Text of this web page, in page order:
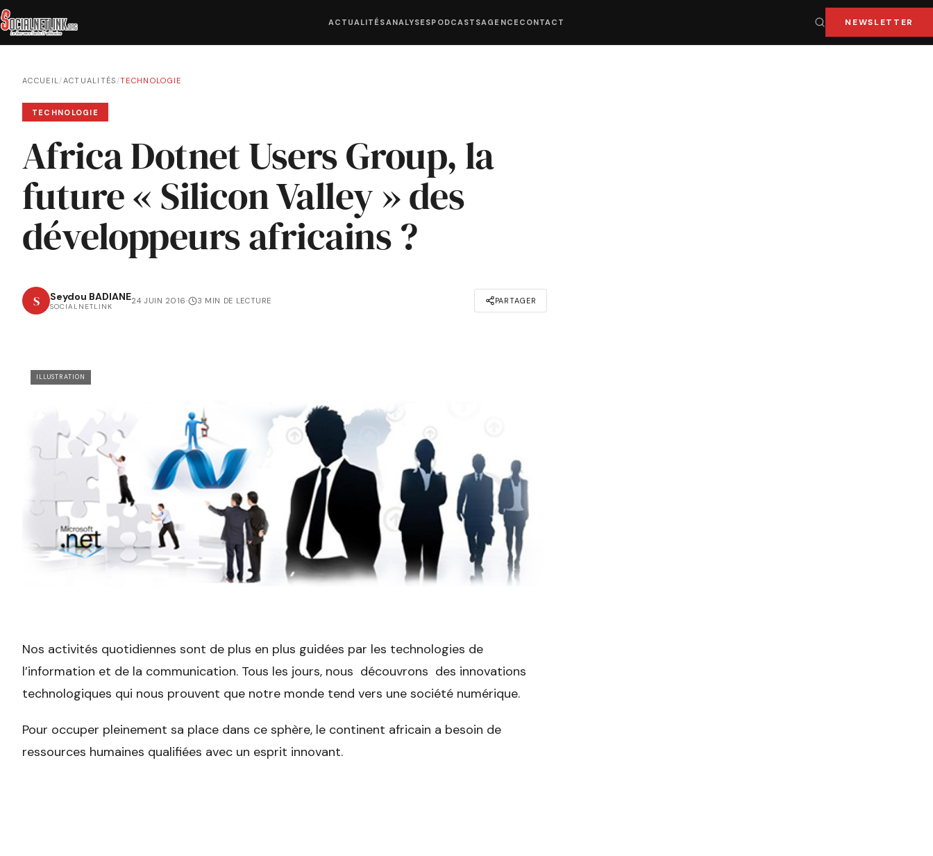
ACTUALITÉSANALYSESPODCASTSAGENCE CONTACT NEWSLETTER
ACCUEIL/ACTUALITÉS /TECHNOLOGIE
TECHNOLOGIE
Africa Dotnet Users Group, la
future « Silicon Valley » des
développeurs africains ?
S Seydou BADIANE
SOCIALNETLINK
24 JUIN 2016· 3 MIN DE LECTURE PARTAGER
ILLUSTRATION
Nos activités quotidiennes sont de plus en plus guidées par les technologies de
l’information et de la communication. Tous les jours, nous découvrons des innovations
technologiques qui nous prouvent que notre monde tend vers une société numérique.
Pour occuper pleinement sa place dans ce sphère, le continent africain a besoin de
ressources humaines qualifiées avec un esprit innovant.